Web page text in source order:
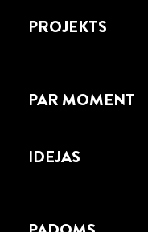
PROJEKTS
PAR MOMENT
IDEJAS